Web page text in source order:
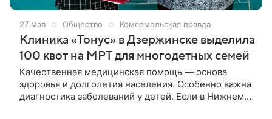
27 мая Общество Комсомольская правда
Клиника «Тонус» в Дзержинске выделила
100 квот на МРТ для многодетных семей
Качественная медицинская помощь — основа
здоровья и долголетия населения. Особенно важна
диагностика заболеваний у детей. Если в Нижнем